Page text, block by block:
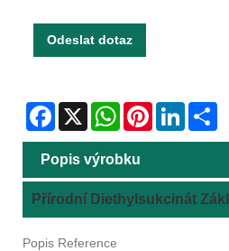
Odeslat dotaz
Facebook
X WhatsAppPinterestLinkedIn
Popis výrobku
Přírodní Diethylsukcinát
Popis Reference